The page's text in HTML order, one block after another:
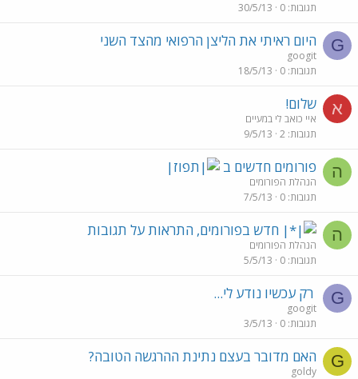
תגובות 0
30/5/13
G היום ראיתי את הליצן הרפואי מהצד השני
googit
תגובות 0
18/5/13
א שלום!
איי כואב לי במעיים
תגובות 2
9/5/13
ה פורומים חדשים ב
הנהלת הפורומים
תגובות 0
7/5/13
ה חדש בפורומים, התראות על תגובות
הנהלת הפורומים
תגובות 0
5/5/13
G רק עכשיו נודע לי...
googit
תגובות 0
3/5/13
G האם מדובר בעצם נתינת ההרגשה הטובה?
goldy